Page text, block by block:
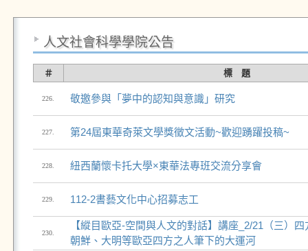
人文社會科學學院公告
＃ 標 題
226. 敬邀參與「夢中的認知與意識」研究
227. 第24屆東華奇萊文學獎徵文活動~歡迎踴躍投稿~
228. 紐西蘭懷卡托大學×東華法專班交流分享會
229. 112-2書藝文化中心招募志工
230.
【縱目歐亞-空間與人文的對話】講座_2/21（三）
朝鮮、大明等歐亞四方之人筆下的大運河